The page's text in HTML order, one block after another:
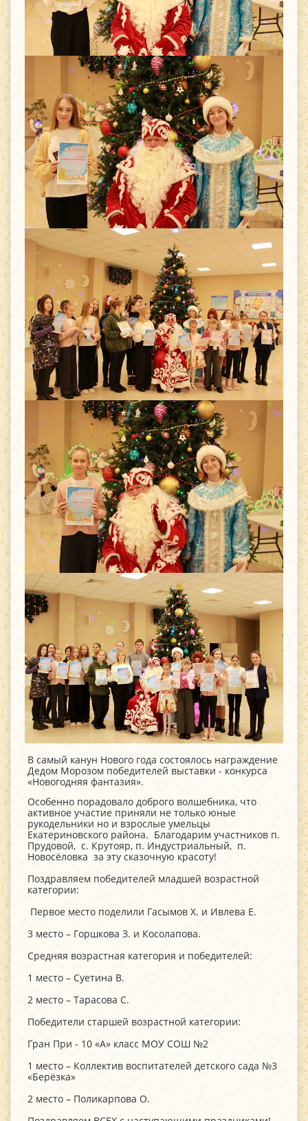
В самый канун Нового года состоялось награждение
Дедом Морозом победителей выставки - конкурса
«Новогодняя фантазия».
Особенно порадовало доброго волшебника, что
активное участие приняли не только юные
рукодельники но и взрослые умельцы
Екатериновского района. Благодарим участников п.
Прудовой, с. Крутояр, п. Индустриальный, п.
Новосёловка за эту сказочную красоту!
Поздравляем победителей младшей возрастной
категории:
Первое место поделили Гасымов Х. и Ивлева Е.
3 место – Горшкова З. и Косолапова.
Средняя возрастная категория и победителей:
1 место – Суетина В.
2 место – Тарасова С.
Победители старшей возрастной категории:
Гран При - 10 «А» класс МОУ СОШ №2
1 место – Коллектив воспитателей детского сада №3
«Берёзка»
2 место – Поликарпова О.